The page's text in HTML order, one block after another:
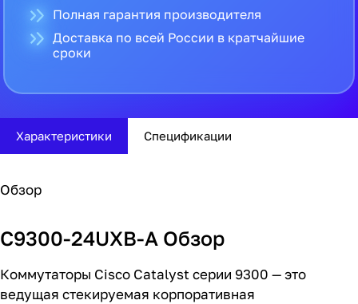
Полная гарантия производителя
Доставка по всей России в кратчайшие
сроки
Характеристики Спецификации
Обзор
C9300-24UXB-A Обзор
Коммутаторы Cisco Catalyst серии 9300 — это
ведущая стекируемая корпоративная